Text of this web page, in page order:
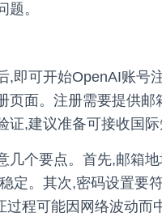
。
,即可开始OpenAI账号
页面。注册需要提供
证,建议准备可接收国际
几个要点。首先,邮箱
定。其次,密码设置要
过程可能因网络波动而